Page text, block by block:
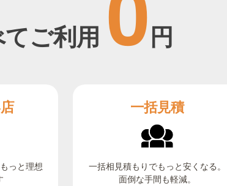
ご利用 円
っと理想
一括見積
一括相見積もりでもっと安くなる。
面倒な手間も軽減。